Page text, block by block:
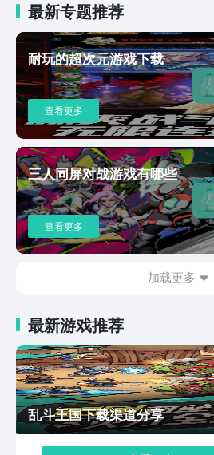
配的技能点不满意的话，玩家还可
功能来重新对技能点进行分配哦。
战斗力的首要选择，这里还给武
阶，而且符文功能还可以让大家给
过符文来提升装备的效果，这里需
大的符文孔数是需要根据符文需求
有这样符文才会生效哦，当前符文
符文类型又涵盖了多种方面，玩
武器装备情况选择合适的符文，比
个符文能够增加技能的等级以及传
的移动速度、防御等基础属性，符
有着明确要求的，不对应的装备是
战斗和手动操作两种不同的战斗方
的不同需求，喜欢自己纯手动操作
操作，若是在工作之余挂机的话，
择哦。以上就是魔兽破坏神手游下
身强大的装备词缀玩法，每一次打
获都会让大家惊喜万分。
最新专题推荐
耐玩的超次元游戏下载
查看更多
三人同屏对战游戏有哪些
查看更多
加载更多
最新游戏推荐
乱斗王国下载渠道分享